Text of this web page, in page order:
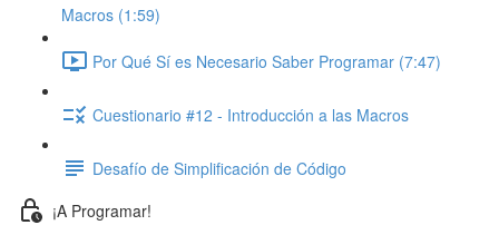
Macros (1:59)
Por Qué Sí es Necesario Saber Programar (7:47)
Cuestionario #12 - Introducción a las Macros
Desafío de Simplificación de Código
¡A Programar!